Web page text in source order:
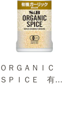
ＯＲＧＡＮＩＣ
ＳＰＩＣＥ 有機